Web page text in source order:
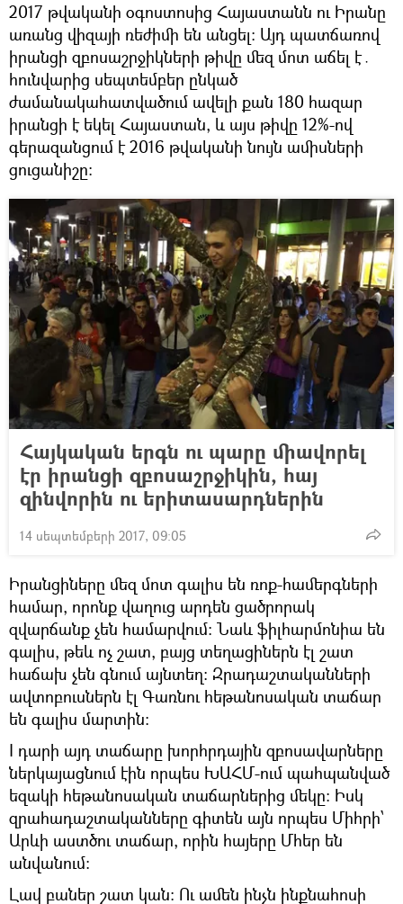
2017 թվականի օգոստոսից Հայաստանն ու Իրանը
առանց վիզայի ռեժիմի են անցել։ Այդ պատճառով
իրանցի զբոսաշրջիկների թիվը մեզ մոտ աճել է․
հունվարից սեպտեմբեր ընկած
ժամանակահատվածում ավելի քան 180 հազար
իրանցի է եկել Հայաստան, և այս թիվը 12%-ով
գերազանցում է 2016 թվականի նույն ամիսների
ցուցանիշը։
Հայկական երգն ու պարը միավորել
էր իրանցի զբոսաշրջիկին, հայ
զինվորին ու երիտասարդներին
14 սեպտեմբերի 2017, 09:05
Իրանցիները մեզ մոտ գալիս են ռոք-համերգների
համար, որոնք վաղուց արդեն ցածրորակ
զվարճանք չեն համարվում։ Նաև ֆիլհարմոնիա են
գալիս, թեև ոչ շատ, բայց տեղացիներն էլ շատ
հաճախ չեն գնում այնտեղ։ Զրադաշտականների
ավտոբուսներն էլ Գառնու հեթանոսական տաճար
են գալիս մարտին։
I դարի այդ տաճարը խորհրդային զբոսավարները
ներկայացնում էին որպես ԽԱՀՄ-ում պահպանված
եզակի հեթանոսական տաճարներից մեկը։ Իսկ
զրահադաշտականները գիտեն այն որպես Միհրի՝
Արևի աստծու տաճար, որին հայերը Մհեր են
անվանում։
Լավ բաներ շատ կան։ Ու ամեն ինչն ինքնահոսի